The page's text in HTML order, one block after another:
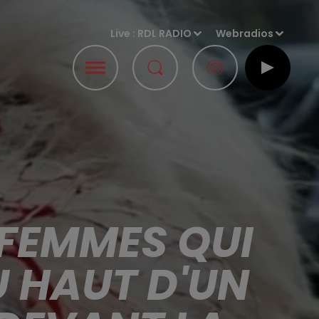
Live : RDL RADIO Webradios
QUI
HAUT D'UN